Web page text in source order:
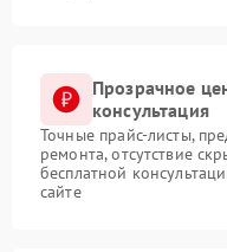
Прозрачное
консультация
Точные прайс-листы,
ремонта, отсутствие
бесплатной
сайте